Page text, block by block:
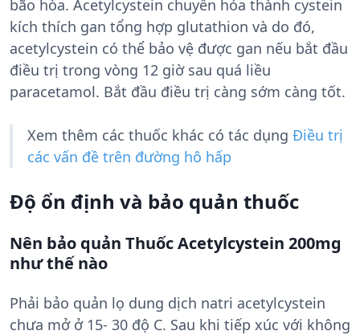
bão hòa. Acetylcystein chuyển hóa thành cystein
kích thích gan tổng hợp glutathion và do đó,
acetylcystein có thể bảo vệ được gan nếu bắt đầu
điều trị trong vòng 12 giờ sau quá liều
paracetamol. Bắt đầu điều trị càng sớm càng tốt.
Xem thêm các thuốc khác có tác dụng Điều trị
các vấn đề trên đường hô hấp
Độ ổn định và bảo quản thuốc
Nên bảo quản Thuốc Acetylcystein 200mg
như thế nào
Phải bảo quản lọ dung dịch natri acetylcystein
chưa mở ở 15- 30 độ C. Sau khi tiếp xúc với không